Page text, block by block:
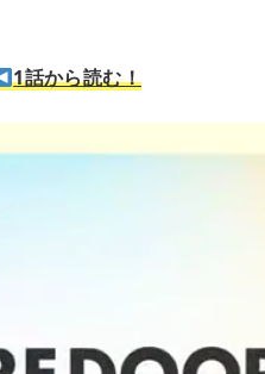
1話から読む！